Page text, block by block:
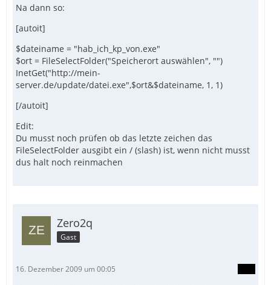
Na dann so:
[autoit]
$dateiname = "hab_ich_kp_von.exe"
$ort = FileSelectFolder("Speicherort auswählen", "")
InetGet("http://mein-
server.de/update/datei.exe",$ort&$dateiname, 1, 1)
[/autoit]
Edit:
Du musst noch prüfen ob das letzte zeichen das
FileSelectFolder ausgibt ein / (slash) ist, wenn nicht musst
dus halt noch reinmachen
Zero2q
Gast
16. Dezember 2009 um 00:05